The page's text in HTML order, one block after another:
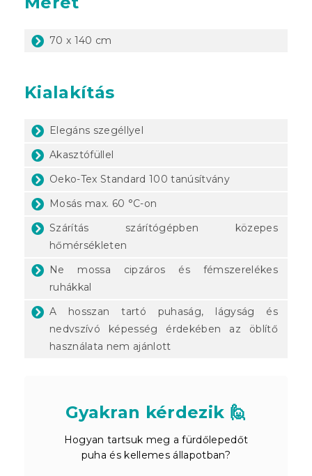
70 x 140 cm
Kialakítás
Elegáns szegéllyel
Akasztófüllel
Oeko-Tex Standard 100 tanúsítvány
Mosás max. 60 °C-on
Szárítás szárítógépben közepes
hőmérsékleten
Ne mossa cipzáros és fémszerelékes
ruhákkal
A hosszan tartó puhaság, lágyság és
nedvszívó képesség érdekében az öblítő
használata nem ajánlott
Gyakran kérdezik 🙋
Hogyan tartsuk meg a fürdőlepedőt
puha és kellemes állapotban?